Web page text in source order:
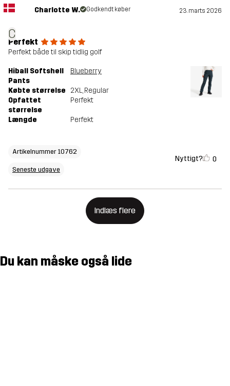
C
Charlotte W. Godkendt køber 23. marts 2026
Perfekt
Perfekt både til skip tidlig golf
Hiball Softshell
Pants
Blueberry
Købte størrelse 2XL, Regular
Opfattet
størrelse
Perfekt
Længde Perfekt
Artikelnummer 10762
Seneste udgave
Nyttigt? 0
Indlæs flere
Du kan måske også lide